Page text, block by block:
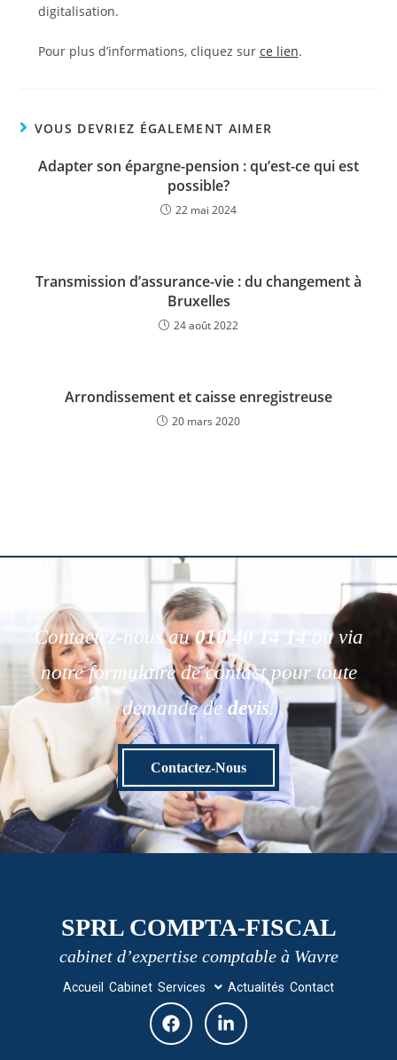
digitalisation.
Pour plus d’informations, cliquez sur ce lien.
VOUS DEVRIEZ ÉGALEMENT AIMER
Adapter son épargne-pension : qu’est-ce qui est
possible?
22 mai 2024
Transmission d’assurance-vie : du changement à
Bruxelles
24 août 2022
Arrondissement et caisse enregistreuse
20 mars 2020
Contactez-nous au010 40 14 14
ou via
notre formulaire de contact pour toute
demande de devis.
Contactez-Nous
SPRL COMPTA-FISCAL
cabinet d’expertise comptable à Wavre
Accueil Cabinet Services Actualités Contact